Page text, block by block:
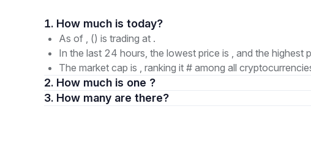
1. How much is today?
As of , () is trading at .
In the last 24 hours, the lowest price is , and the highest
The market cap is , ranking it # among all
2. How much is one ?
3. How many are there?